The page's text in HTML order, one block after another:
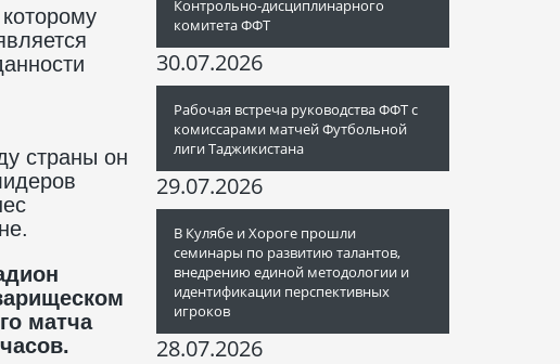
страны он
матча
Контрольно-дисциплинарного
комитета ФФТ
30.07.2026
Рабочая встреча руководства ФФТ с
комиссарами матчей Футбольной
лиги Таджикистана
29.07.2026
В Кулябе и Хороге прошли
семинары по развитию талантов,
внедрению единой методологии и
идентификации перспективных
игроков
28.07.2026